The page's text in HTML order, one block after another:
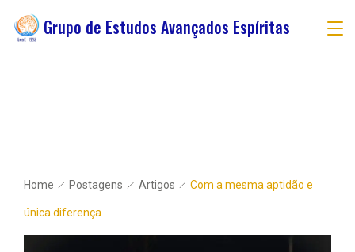
Grupo de Estudos Avançados Espíritas
Home Postagens Artigos Com a mesma aptidão e
única diferença